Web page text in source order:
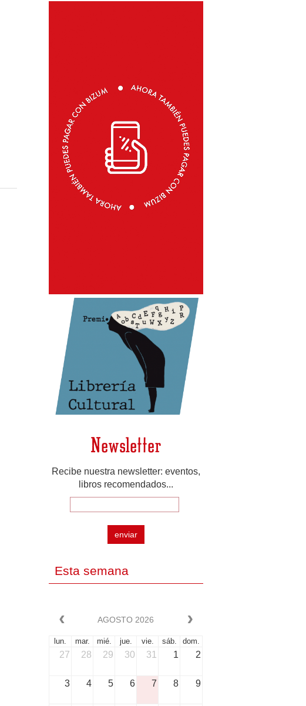
Newsletter
Recibe nuestra newsletter: eventos,
libros recomendados...
enviar
Esta semana
AGOSTO 2026
lun. mar. mié. jue. vie. sáb. dom.
27 28 29 30 31 1 2
3 4 5 6 7 8 9